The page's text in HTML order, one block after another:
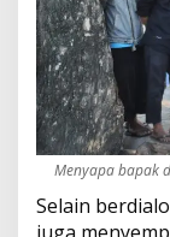
Menyapa bapak
Selain